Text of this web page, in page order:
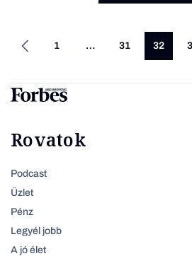
1 … 31 32
Rovatok
Podcast
Üzlet
Pénz
Legyél jobb
A jó élet